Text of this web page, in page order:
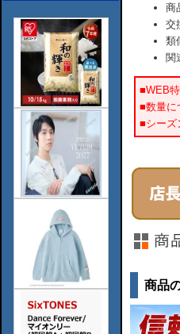
商
交
類
関
■WEB
■数量に
■シーズ
商品